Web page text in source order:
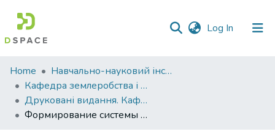
Log In (current)
Communities
&
Collections
All of DSpace
Home
Навчально-науковий інститут агротехнологій, селекції та екології
Кафедра землеробства і агрохімії ім. В.І.Сазанова
Друковані видання. Кафедра землеробства і агрохімії ім. В.І.Сазанова
Формирование системы экологического менеджмента с целью эффективного использования природных ресурсов